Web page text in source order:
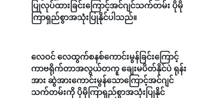
ပြုလုပ်ထားခြင်းကြောင့်အင်ဂျင်သက်တမ်း ပိုမို
ကြာရှည်စွာအသုံးပြုနိုင်ပါသည်။
လေဝင် လေထွက်စနစ်ကောင်းမွန်ခြင်းကြောင့်
ကာဗရိုက်တာအလွယ်တကူ ချေးမပိတ်နိုင်ပဲ ရုန်း
အား ဆွဲအားကောင်းမွန်သောကြောင့်အင်ဂျင်
သက်တမ်းကို ပိုမိုကြာရှည်စွာအသုံးပြုနိုင်